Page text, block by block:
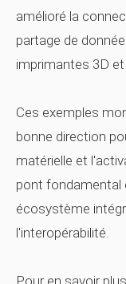
amélioré la
partage de
imprimantes 3D
Ces exemples
bonne direction
matérielle et
pont fondamental
écosystème
l'interopérabilité.
Pour en savoir